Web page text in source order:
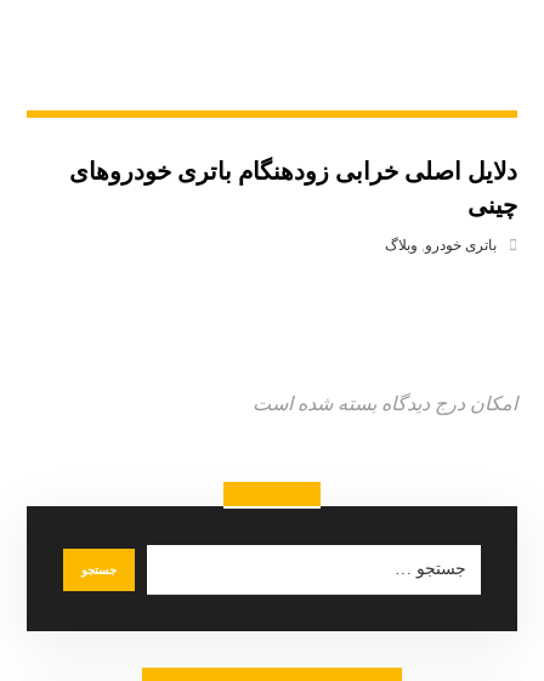
دلایل اصلی خرابی زودهنگام باتری خودروهای
چینی
باتری خودرو, وبلاگ
امکان درج دیدگاه بسته شده است